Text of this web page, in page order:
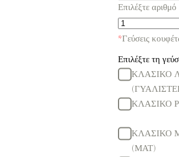
Επιλέξτε
*Γεύσεις
Επιλέξτε τη
ΚΛΑΣΙΚΟ
ΚΛΑΣΙΚΟ
ΚΛΑΣΙΚΟ
(ΜΑΤ)